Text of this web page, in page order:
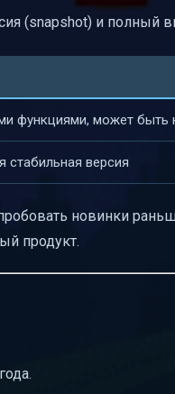
(snapshot) и полный
функциями, может быть
версия
новинки
продукт.